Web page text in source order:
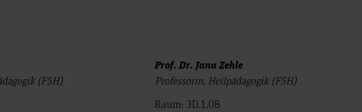
(F5H)
Prof. Dr. Jana Zehle
Professorin, Heilpädagogik (F5H)
Raum: 3D.1.08